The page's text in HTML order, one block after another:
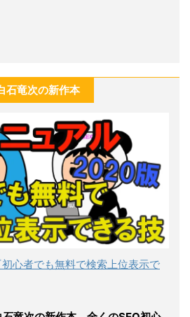
石竜次の新作本
初心者でも無料で検索上位表示で